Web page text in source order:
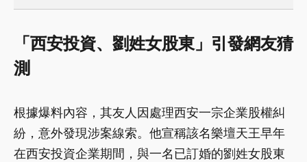
「西安投資、劉姓女股東」引發網友猜
測
根據爆料內容，其友人因處理西安一宗企業股權糾
紛，意外發現涉案線索。他宣稱該名樂壇天王早年
在西安投資企業期間，與一名已訂婚的劉姓女股東